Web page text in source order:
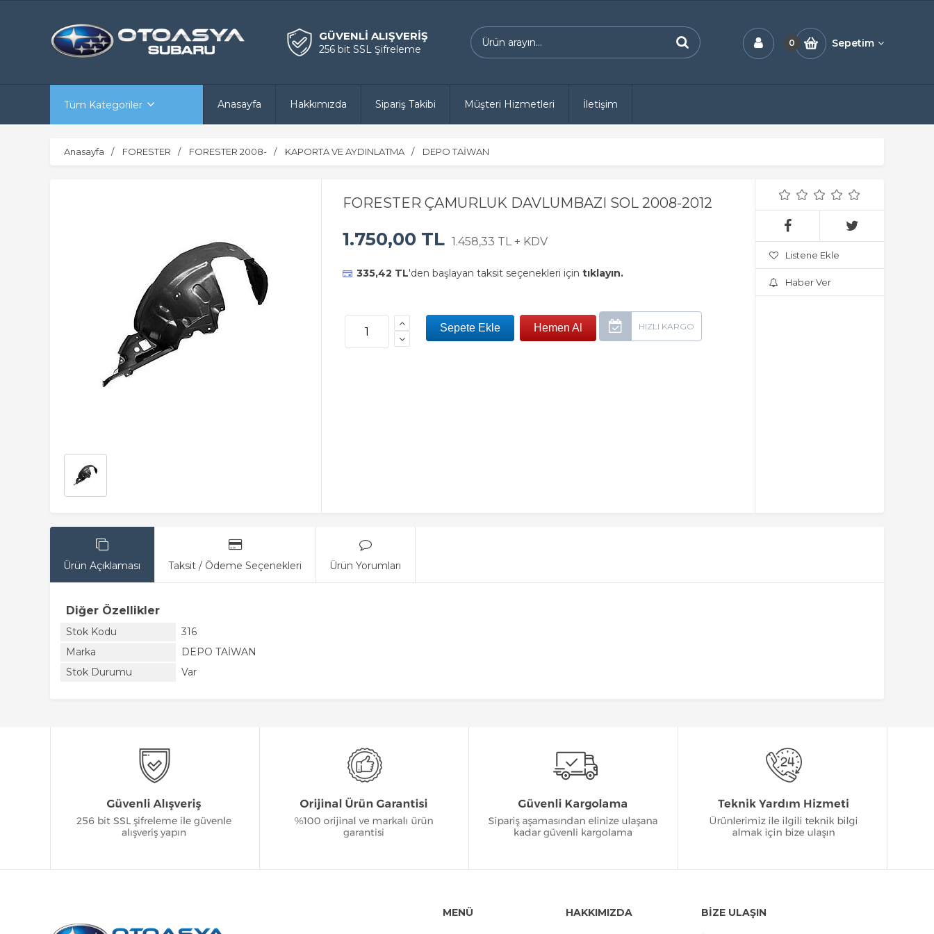
GÜVENLİ ALIŞVERİŞ
256 bit SSL Şifreleme
0 Sepetim
Tüm Kategoriler Anasayfa Hakkımızda Sipariş Takibi Müşteri Hizmetleri İletişim
Anasayfa FORESTER FORESTER 2008- KAPORTA VE AYDINLATMA DEPO TAİWAN
FORESTER ÇAMURLUK DAVLUMBAZI SOL 2008-2012
1.750,00 TL 1.458,33 TL + KDV
335,42 TL'den başlayan taksit seçenekleri için tıklayın.
Listene Ekle
Haber Ver
Ürün Açıklaması Taksit / Ödeme Seçenekleri Ürün Yorumları
Diğer Özellikler
Stok Kodu
316
Marka
DEPO TAİWAN
Stok Durumu
Var
MENÜ HAKKIMIZDA BİZE ULAŞIN